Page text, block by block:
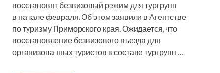
восстановят безвизовый режим для тургрупп
в начале февраля. Об этом заявили в Агентстве
по туризму Приморского края. Ожидается, что
восстановление безвизового въезда для
организованных туристов в составе тургрупп …